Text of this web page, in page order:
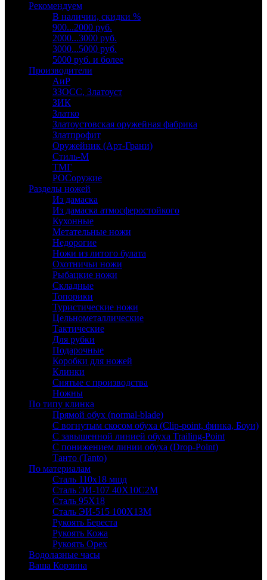
Рекомендуем
В наличии, скидки %
900...2000 руб.
2000...3000 руб.
3000...5000 руб.
5000 руб. и более
Производители
АиР
ЗЗОСС, Златоуст
ЗИК
Златко
Златоустовская оружейная фабрика
Златпрофит
Оружейник (Арт-Грани)
Стиль-М
ТМГ
РОСоружие
Разделы ножей
Из дамаска
Из дамаска атмосферостойкого
Кухонные
Метательные ножи
Недорогие
Ножи из литого булата
Охотничьи ножи
Рыбацкие ножи
Складные
Топорики
Туристические ножи
Цельнометаллические
Тактические
Для рубки
Подарочные
Коробки для ножей
Клинки
Снятые с производства
Ножны
По типу клинка
Прямой обух (normal-blade)
С вогнутым скосом обуха (Clip-point, финка, Боуи)
С завышенной линией обуха Trailing-Point
С понижением линии обуха (Drop-Point)
Танто (Tanto)
По материалам
Сталь 110х18 мшд
Сталь ЭИ-107 40Х10С2М
Сталь 95Х18
Сталь ЭИ-515 100Х13М
Рукоять Береста
Рукоять Кожа
Рукоять Орех
Водолазные часы
Ваша Корзина